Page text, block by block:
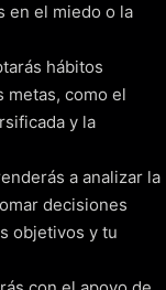
en el miedo o la
hábitos
metas, como el
y la
a analizar la
decisiones
objetivos y tu